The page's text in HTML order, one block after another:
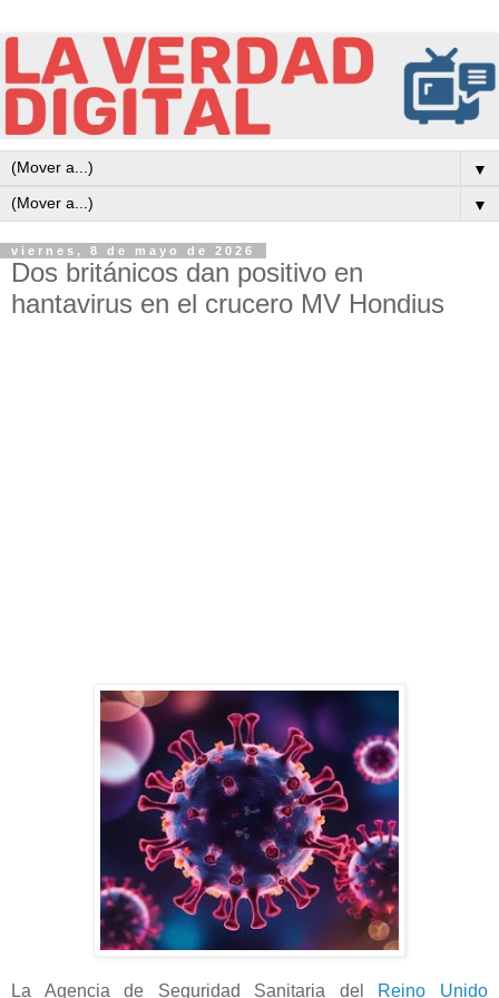
▼
▼
viernes, 8 de mayo de 2026
Dos británicos dan positivo en
hantavirus en el crucero MV Hondius
La Agencia de Seguridad Sanitaria del Reino Unido